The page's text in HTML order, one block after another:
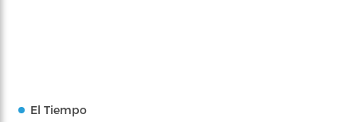
El Tiempo